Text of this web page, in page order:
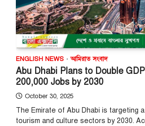
ENGLISH NEWS আমিরাত সংবাদ
Abu Dhabi Plans to Double
200,000 Jobs by 2030
October 30, 2025
The Emirate of Abu Dhabi is targeting
tourism and culture sectors by 2030.